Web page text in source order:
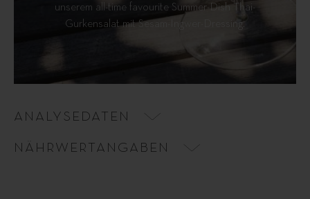
unserem all-time favourite Summer-Dish Thai-
Gurkensalat mit Sesam-Ingwer-Dressing.
ANALYSEDATEN
NÄHRWERTANGABEN